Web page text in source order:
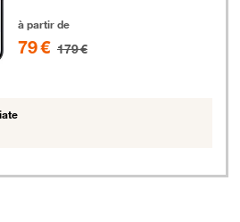
à partir de
79 € 179 €